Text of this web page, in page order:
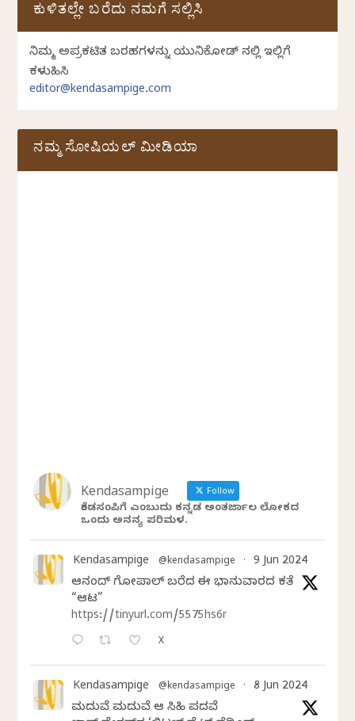
ಕುಳಿತಲ್ಲೇ ಬರೆದು ನಮಗೆ ಸಲ್ಲಿಸಿ
ನಿಮ್ಮ ಅಪ್ರಕಟಿತ ಬರಹಗಳನ್ನು ಯುನಿಕೋಡ್ ನಲ್ಲಿ ಇಲ್ಲಿಗೆ
ಕಳುಹಿಸಿ
editor@kendasampige.com
ನಮ್ಮ ಸೋಷಿಯಲ್‌ ಮೀಡಿಯಾ
Kendasampige Follow
ಕೆಂಡಸಂಪಿಗೆ ಎಂಬುದು ಕನ್ನಡ ಅಂತರ್ಜಾಲ ಲೋಕದ
ಒಂದು ಅನನ್ಯ ಪರಿಮಳ.
Kendasampige @kendasampige · 9 Jun 2024
ಆನಂದ್‌ ಗೋಪಾಲ್‌ ಬರೆದ ಈ ಭಾನುವಾರದ ಕತೆ
“ಆಟ”
https://tinyurl.com/5575hs6r
X
Kendasampige @kendasampige · 8 Jun 2024
ಮದುವೆ ಮದುವೆ ಆ ಸಿಹಿ ಪದವೆ